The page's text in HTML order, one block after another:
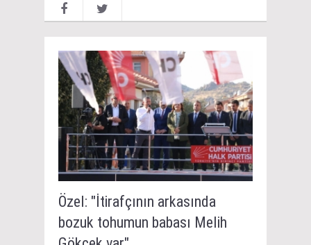
Özel: "İtirafçının arkasında
bozuk tohumun babası Melih